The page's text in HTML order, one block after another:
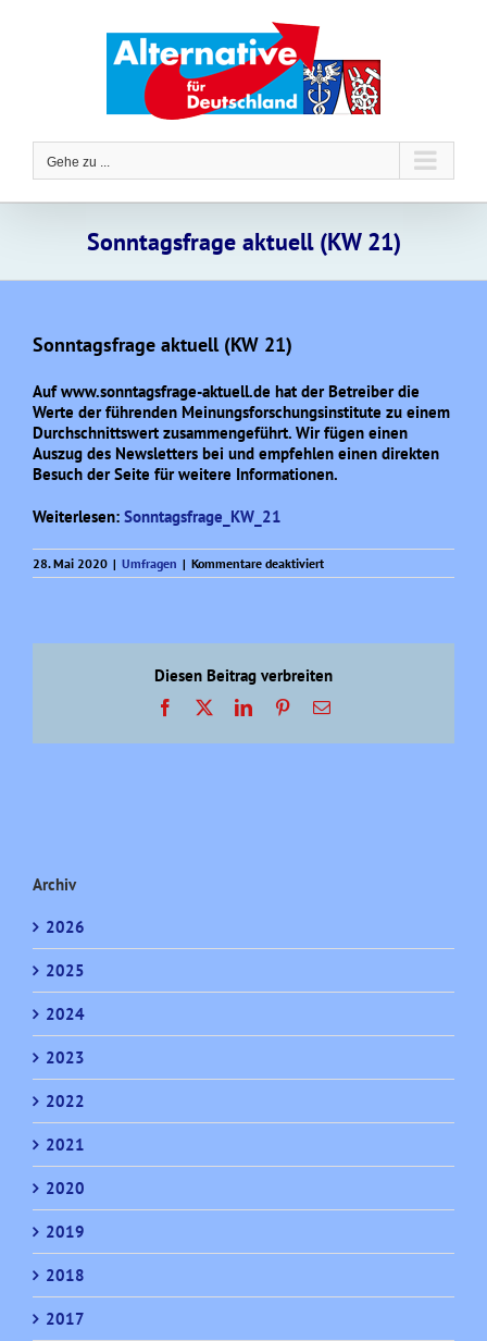
Gehe zu ...
Sonntagsfrage aktuell (KW 21)
Sonntagsfrage aktuell (KW 21)
Auf www.sonntagsfrage-aktuell.de hat der Betreiber die
Werte der führenden Meinungsforschungsinstitute zu einem
Durchschnittswert zusammengeführt. Wir fügen einen
Auszug des Newsletters bei und empfehlen einen direkten
Besuch der Seite für weitere Informationen.
Weiterlesen: Sonntagsfrage_KW_21
28. Mai 2020 | Umfragen | Kommentare deaktiviertfür
Sonntagsfrage
Diesen Beitrag verbreiten
Facebook LinkedInPinterest
E-
Archiv
2026
2025
2024
2023
2022
2021
2020
2019
2018
2017